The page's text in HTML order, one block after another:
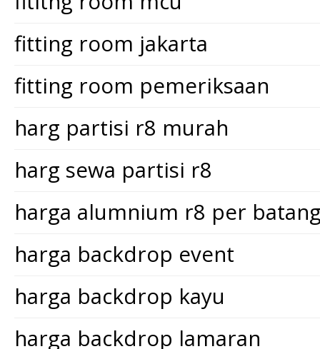
fitting room jakarta
fitting room pemeriksaan
harg partisi r8 murah
harg sewa partisi r8
harga alumnium r8 per
harga backdrop event
harga backdrop kayu
harga backdrop lamaran